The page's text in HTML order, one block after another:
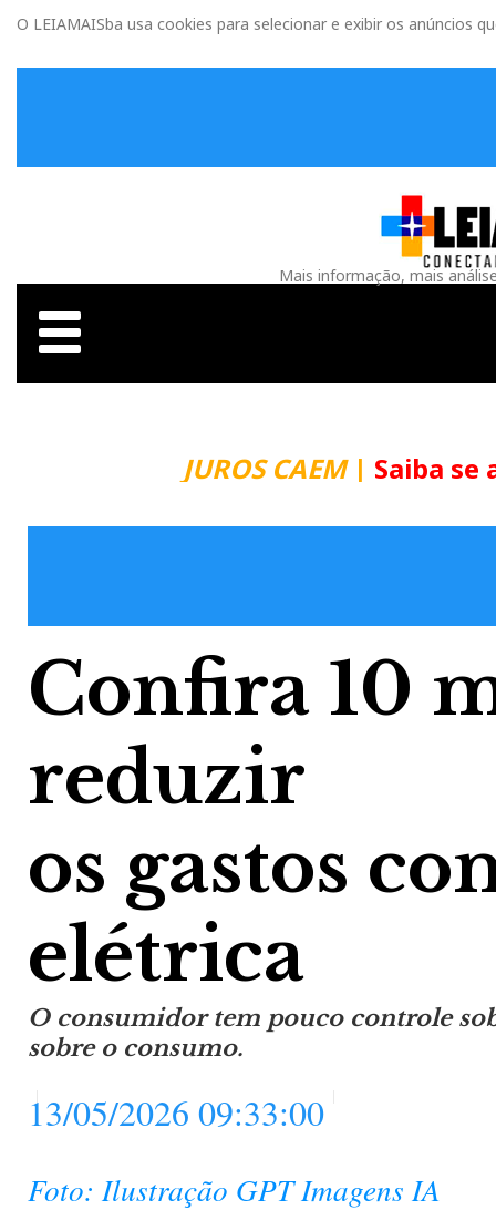
O LEIAMAISba usa cookies para selecionar e exibir os anúncios
Mais informação, mais
JUROS CAEM| Saiba se
Confira 10
reduzir
os gastos
elétrica
O consumidor tem pouco controle
sobre o consumo.
13/05/2026 09:33:00
Foto: Ilustração GPT Imagens IA